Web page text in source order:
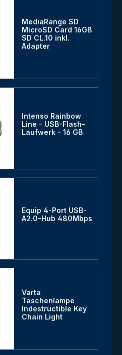
MediaRange SD
MicroSD Card 16GB
SD CL.10 inkl.
Adapter
Intenso Rainbow
Line - USB-Flash-
Laufwerk - 16 GB
Equip 4-Port USB-
A2.0-Hub 480Mbps
Varta
Taschenlampe
Indestructible Key
Chain Light